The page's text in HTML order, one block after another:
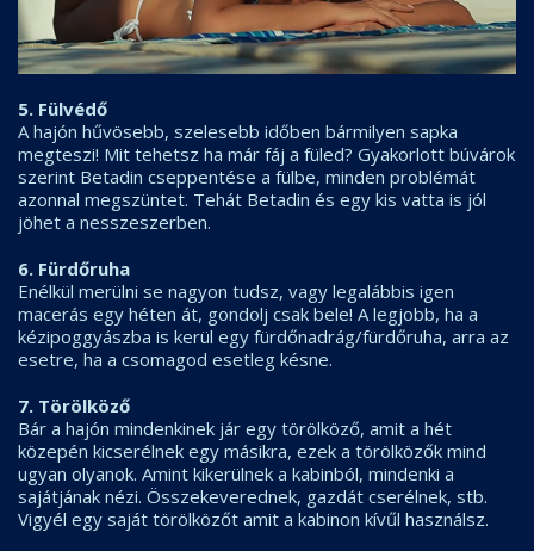
5. Fülvédő
A hajón hűvösebb, szelesebb időben bármilyen sapka
megteszi! Mit tehetsz ha már fáj a füled? Gyakorlott búvárok
szerint Betadin cseppentése a fülbe, minden problémát
azonnal megszüntet. Tehát Betadin és egy kis vatta is jól
jöhet a nesszeszerben.
6. Fürdőruha
Enélkül merülni se nagyon tudsz, vagy legalábbis igen
macerás egy héten át, gondolj csak bele! A legjobb, ha a
kézipoggyászba is kerül egy fürdőnadrág/fürdőruha, arra az
esetre, ha a csomagod esetleg késne.
7. Törölköző
Bár a hajón mindenkinek jár egy törölköző, amit a hét
közepén kicserélnek egy másikra, ezek a törölközők mind
ugyan olyanok. Amint kikerülnek a kabinból, mindenki a
sajátjának nézi. Összekeverednek, gazdát cserélnek, stb.
Vigyél egy saját törölközőt amit a kabinon kívűl használsz.